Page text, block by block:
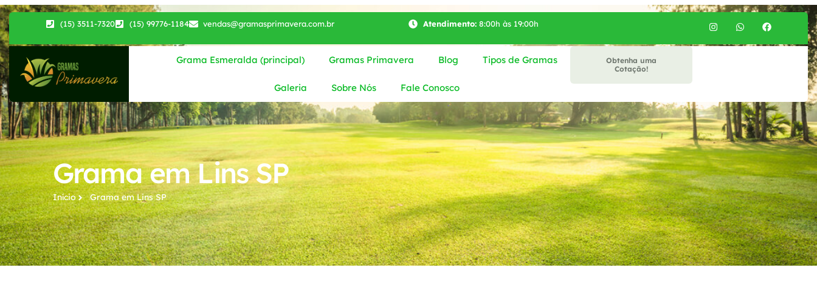
(15) 3511-7320 (15) 99776-1184 vendas@gramasprimavera.com.br Atendimento:8:00h às 19:00h
Grama Esmeralda (principal) Gramas Primavera Blog Tipos de Gramas
Galeria Sobre Nós Fale Conosco
Obtenha uma
Cotação!
Grama em Lins SP
Início Grama em Lins SP